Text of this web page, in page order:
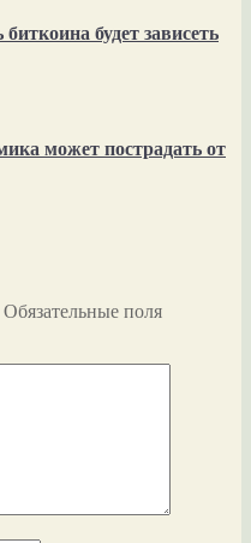
будет зависеть
может пострадать от
Обязательные поля